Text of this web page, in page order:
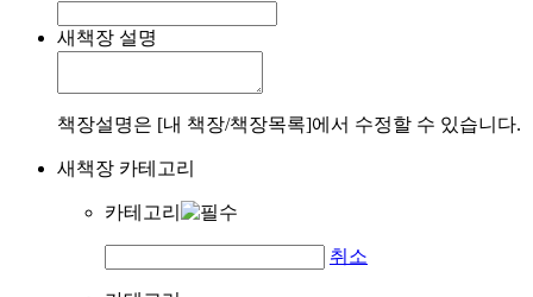
새책장 설명
책장설명은 [내 책장/책장목록]에서 수정할 수 있습니다.
새책장 카테고리
카테고리
취소